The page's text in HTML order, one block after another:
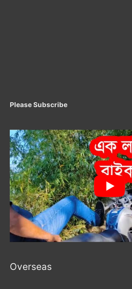
Please Subscribe
Overseas